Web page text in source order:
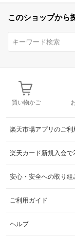
このショップから
買い物かご
楽天市場アプリのご利
楽天カード新規入会で
安心・安全への取り組
ご利用ガイド
ヘルプ